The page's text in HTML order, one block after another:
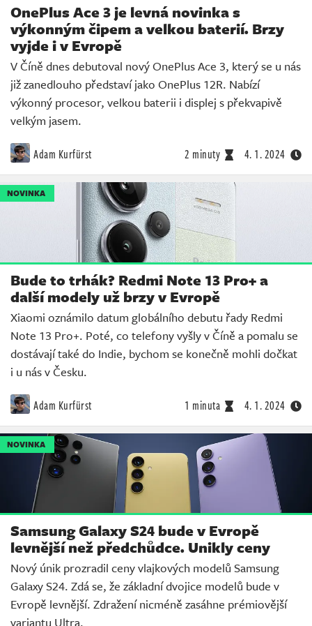
OnePlus Ace 3 je levná novinka s
výkonným čipem a velkou baterií. Brzy
vyjde i v Evropě
V Číně dnes debutoval nový OnePlus Ace 3, který se u nás
již zanedlouho představí jako OnePlus 12R. Nabízí
výkonný procesor, velkou baterii i displej s překvapivě
velkým jasem.
Adam Kurfürst 2 minuty 4. 1. 2024
NOVINKA
Bude to trhák? Redmi Note 13 Pro+ a
další modely už brzy v Evropě
Xiaomi oznámilo datum globálního debutu řady Redmi
Note 13 Pro+. Poté, co telefony vyšly v Číně a pomalu se
dostávají také do Indie, bychom se konečně mohli dočkat
i u nás v Česku.
Adam Kurfürst 1 minuta 4. 1. 2024
NOVINKA
Samsung Galaxy S24 bude v Evropě
levnější než předchůdce. Unikly ceny
Nový únik prozradil ceny vlajkových modelů Samsung
Galaxy S24. Zdá se, že základní dvojice modelů bude v
Evropě levnější. Zdražení nicméně zasáhne prémiovější
variantu Ultra.